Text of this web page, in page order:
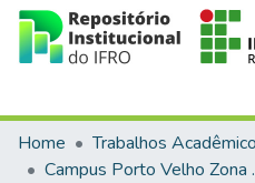
Communities & Collections
All of DSpace
Home
Trabalhos